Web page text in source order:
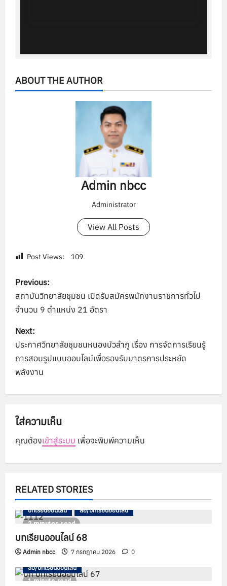
ABOUT THE AUTHOR
Admin nbcc
Administrator
View All Posts
Post Views: 109
P
o
t
n
i
g
a
t
i
o
n
Previous:
สถาบันวิทยาลัยชุมชน เปิดรับสมัครพนักงานราชการทั่วไป
จำนวน 9 ตำแหน่ง 21 อัตรา
Next:
ประกาศวิทยาลัยชุมชนหนองบัวลำภู เรื่อง การจัดการเรียนรู้
การสอนรูปแบบออนไลน์เพื่อรองรับมาตรการประหยัด
พลังงาน
ใส่ความเห็น
คุณต้องเข้าสู่ระบบ เพื่อจะพิมพ์ความเห็น
RELATED STORIES
2 minutes read
บทเรียนออนไลน์ สื่อ/บทเรียนออนไลน์
บทเรียนออนไลน์ 68
Admin nbcc 7 กรกฎาคม 2026 0
1 minute read
สื่อ/บทเรียนออนไลน์